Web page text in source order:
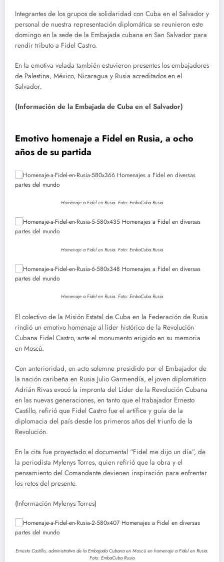
Integrantes de los grupos de solidaridad con Cuba en el Salvador y
personal de nuestra representación diplomática se reunieron este
domingo en la sede de la Embajada cubana en San Salvador para
rendir tributo a Fidel Castro.
En la emotiva velada también estuvieron presentes los embajadores
de Palestina, México, Nicaragua y Rusia acreditados en el
Salvador.
(Información de la Embajada de Cuba en el Salvador)
Emotivo homenaje a Fidel en Rusia, a ocho
años de su partida
Homenaje a Fidel en Rusia. Foto: EmbaCuba Rusia
Homenaje a Fidel en Rusia. Foto: EmbaCuba Rusia
Homenaje a Fidel en Rusia. Foto: EmbaCuba Rusia
El colectivo de la Misión Estatal de Cuba en la Federación de Rusia
rindió un emotivo homenaje al líder histórico de la Revolución
Cubana Fidel Castro, ante el monumento erigido en su memoria
en Moscú.
Con anterioridad, en acto solemne presidido por el Embajador de
la nación caribeña en Rusia Julio Garmendía, el joven diplomático
Adrián Rivas evocó la impronta del Líder de la Revolución Cubana
en las nuevas generaciones, en tanto que el trabajador Ernesto
Castillo, refirió que Fidel Castro fue el artífice y guía de la
diplomacia del país desde los primeros años del triunfo de la
Revolución.
En la cita fue proyectado el documental “Fidel me dijo un día”, de
la periodista Mylenys Torres, quien refirió que la obra y el
pensamiento del Comandante devienen inspiración para enfrentar
los retos del presente.
(Información Mylenys Torres)
Ernesto Castillo, administrativo de la Embajada Cubana en Moscú en homenaje a Fidel en Rusia.
Foto: EmbaCuba Rusia